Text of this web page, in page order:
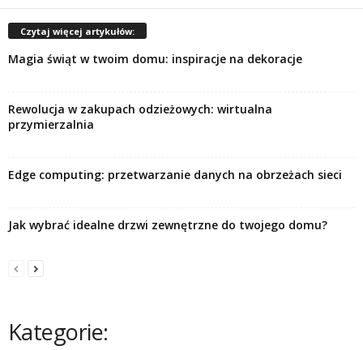
Czytaj więcej artykułów:
Magia świąt w twoim domu: inspiracje na dekoracje
Rewolucja w zakupach odzieżowych: wirtualna
przymierzalnia
Edge computing: przetwarzanie danych na obrzeżach sieci
Jak wybrać idealne drzwi zewnętrzne do twojego domu?
Kategorie: